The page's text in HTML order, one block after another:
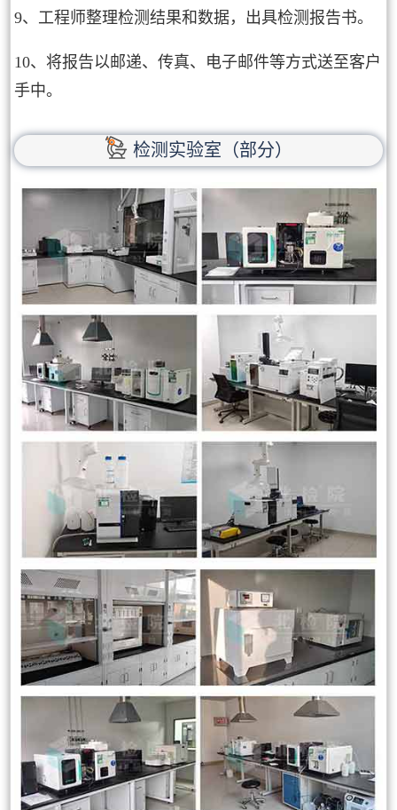
9、工程师整理检测结果和数据，出具检测报告书。
10、将报告以邮递、传真、电子邮件等方式送至客户
手中。
检测实验室（部分）